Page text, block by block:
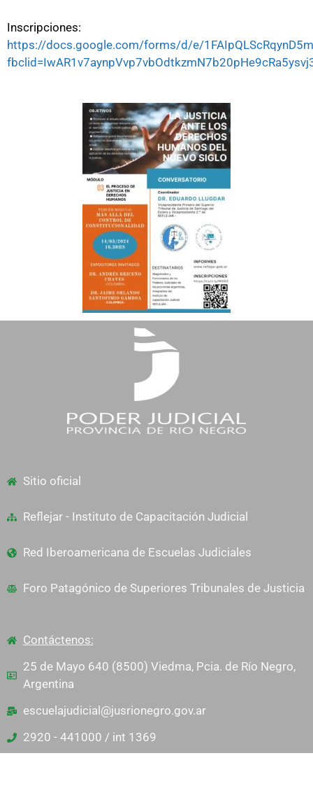
Inscripciones:
https://docs.google.com/forms/d/e/
Sitio oficial
Reflejar - Instituto de Capacitación Judicial
Red Iberoamericana de Escuelas Judiciales
Foro Patagónico de Superiores Tribunales de Justicia
Contáctenos:
25 de Mayo 640 (8500) Viedma, Pcia. de Río Negro,
Argentina
escuelajudicial@jusrionegro.gov.ar
2920 - 441000 / int 1369